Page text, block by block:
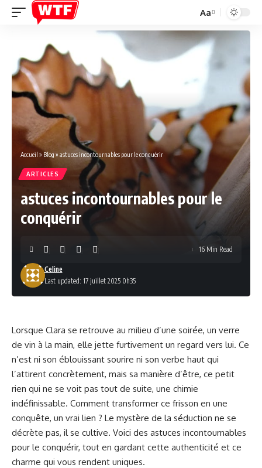
Font
Resizer
Aa
Accueil » Blog » astuces incontournables pour le conquérir
ARTICLES
astuces incontournables pour le
conquérir
Last updated: 17 juillet 2025 0h35
Celine
16 Min Read
Lorsque Clara se retrouve au milieu d’une soirée, un verre
de vin à la main, elle jette furtivement un regard vers lui. Ce
n’est ni son éblouissant sourire ni son verbe haut qui
l’attirent concrètement, mais sa manière d’être, ce petit
rien qui ne se voit pas tout de suite, une chimie
indéfinissable. Comment transformer ce frisson en une
conquête, un vrai lien ? Le mystère de la séduction ne se
décrète pas, il se cultive. Voici des astuces incontournables
pour le conquérir, tout en gardant cette authenticité et ce
charme qui vous rendent uniques.